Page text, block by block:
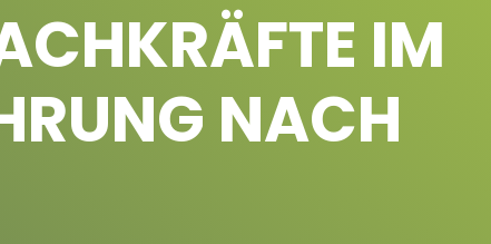
IM
NACH